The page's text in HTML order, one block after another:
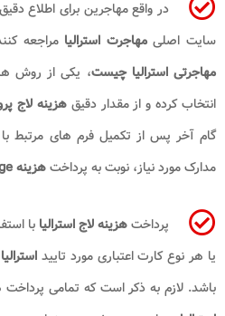
در واقع مهاجرین برای اطلاع
سایت اصلیمهاجرت استرالیا مراجعه
مهاجرتی استرالیا چیست، یکی از روش
انتخاب کرده و از مقدار دقیقهزینه لاج
گام آخر پس از تکمیل فرم ‌های مرتبط
مدارک مورد نیاز، نوبت به پرداختهزینه Lodge استرالیا
پرداختهزینه لاج استرالیا با
یا هر نوع کارت اعتباری مورد تایید استرالیا
باشد. لازم به ذکر است که تمامی